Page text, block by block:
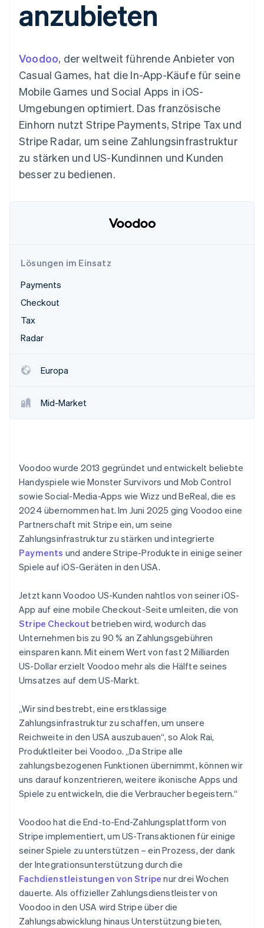
Zugriff auf mehr als
125
Authorization
Optimierung der
Autorisierungsraten
Beschleunigter
Bezahlvorgang
Connections
Verbundene
Datensynchronisierung
Betrugsprävention
Atlas
CO₂-Entnahme
Erfahren Sie, wie Stripe Lösungen für die
Geldmanagement
Plattformen
SaaS
Nach Branche
KI-Unternehmen
Creator Economy
Gaming
Bewirtung, Reisen und
Freizeit
Versicherungen
Unterhaltung
Öffentlicher Sektor
Einzelhandel
Marktplatz auf
Grundlagen der
Abonnementverwaltung
nutzungsbasierte
Abrechnung um
Stablecoin-gestützte
Karten ausgeben: So
geht´s
Bereitstellung und
Verwaltung von
Diensten mit Agenten
Code-Beispiele
Entwickler-Blog
Produkt-Roadmap
Stripe Sessions
Stripe Press
Kontakt
Sales-Team
kontaktieren
Partner werden
anzubieten
Voodoo, der weltweit führende Anbieter von
Casual Games, hat die In-App-Käufe für seine
Mobile Games und Social Apps in iOS-
Umgebungen optimiert. Das französische
Einhorn nutzt Stripe Payments, Stripe Tax und
Stripe Radar, um seine Zahlungsinfrastruktur
zu stärken und US-Kundinnen und Kunden
besser zu bedienen.
Lösungen im Einsatz
Payments
Checkout
Tax
Radar
Europa
Mid-Market
Voodoo wurde 2013 gegründet und entwickelt beliebte
Handyspiele wie Monster Survivors und Mob Control
sowie Social-Media-Apps wie Wizz und BeReal, die es
2024 übernommen hat. Im Juni 2025 ging Voodoo eine
Partnerschaft mit Stripe ein, um seine
Zahlungsinfrastruktur zu stärken und integrierte
Payments und andere Stripe-Produkte in einige seiner
Spiele auf iOS-Geräten in den USA.
Jetzt kann Voodoo US-Kunden nahtlos von seiner iOS-
App auf eine mobile Checkout-Seite umleiten, die von
Stripe Checkout betrieben wird, wodurch das
Unternehmen bis zu 90 % an Zahlungsgebühren
einsparen kann. Mit einem Wert von fast 2 Milliarden
US-Dollar erzielt Voodoo mehr als die Hälfte seines
Umsatzes auf dem US-Markt.
„Wir sind bestrebt, eine erstklassige
Zahlungsinfrastruktur zu schaffen, um unsere
Reichweite in den USA auszubauen“, so Alok Rai,
Produktleiter bei Voodoo. „Da Stripe alle
zahlungsbezogenen Funktionen übernimmt, können wir
uns darauf konzentrieren, weitere ikonische Apps und
Spiele zu entwickeln, die die Verbraucher begeistern.“
Voodoo hat die End-to-End-Zahlungsplattform von
Stripe implementiert, um US-Transaktionen für einige
seiner Spiele zu unterstützen – ein Prozess, der dank
der Integrationsunterstützung durch die
Fachdienstleistungen von Stripe nur drei Wochen
dauerte. Als offizieller Zahlungsdienstleister von
Voodoo in den USA wird Stripe über die
Zahlungsabwicklung hinaus Unterstützung bieten,